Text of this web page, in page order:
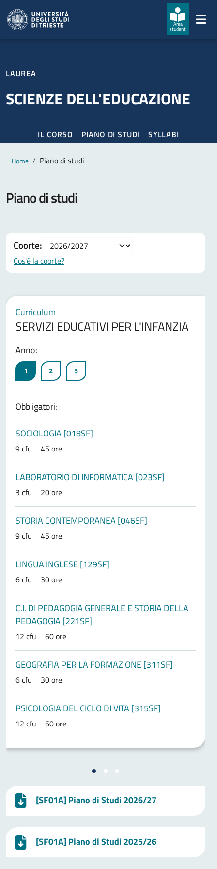
Area
studenti
LAUREA
SCIENZE DELL'EDUCAZIONE
IL CORSO PIANO DI STUDI SYLLABI
Contenuto principale
Breadcrumb
Home Piano di studi
Piano di studi
Coorte:
Cos'è la coorte?
Curriculum
SERVIZI EDUCATIVI PER L'INFANZIA
Anno:
1 2 3
Obbligatori:
SOCIOLOGIA [018SF]
9 cfu 45 ore
LABORATORIO DI INFORMATICA [023SF]
3 cfu 20 ore
STORIA CONTEMPORANEA [046SF]
9 cfu 45 ore
LINGUA INGLESE [129SF]
6 cfu 30 ore
C.I. DI PEDAGOGIA GENERALE E STORIA DELLA
PEDAGOGIA [221SF]
12 cfu 60 ore
GEOGRAFIA PER LA FORMAZIONE [311SF]
6 cfu 30 ore
PSICOLOGIA DEL CICLO DI VITA [315SF]
12 cfu 60 ore
[SF01A] Piano di Studi 2026/27
[SF01A] Piano di Studi 2025/26